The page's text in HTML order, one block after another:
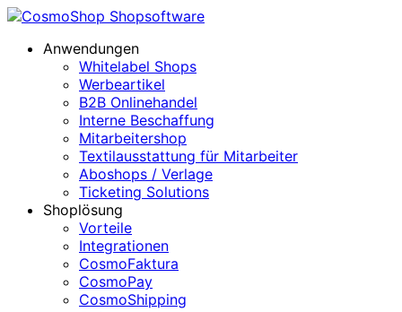
Anwendungen
Whitelabel Shops
Werbeartikel
B2B Onlinehandel
Interne Beschaffung
Mitarbeitershop
Textilausstattung für Mitarbeiter
Aboshops / Verlage
Ticketing Solutions
Shoplösung
Vorteile
Integrationen
CosmoFaktura
CosmoPay
CosmoShipping